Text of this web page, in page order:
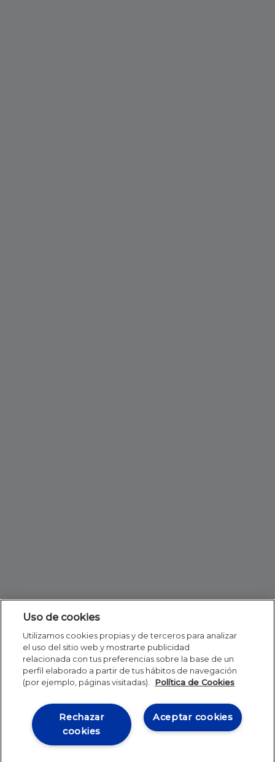
Uso de cookies
Utilizamos cookies propias y de terceros para analizar
el uso del sitio web y mostrarte publicidad
relacionada con tus preferencias sobre la base de un
perfil elaborado a partir de tus hábitos de navegación
(por ejemplo, páginas visitadas).
Política de Cookies
Aceptar cookies
Rechazar
cookies